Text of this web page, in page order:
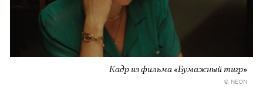
Кадр из фильма «Бумажный тигр»
© NEON